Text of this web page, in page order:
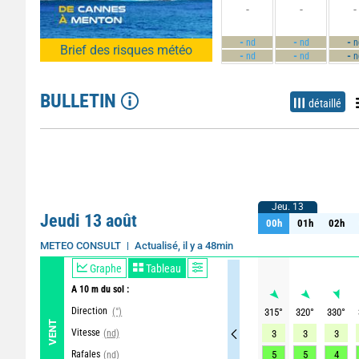
Brief des risques météo
-
- nd
- nd
-
- nd
- nd
-
-
-
BULLETIN détaillé
Jeudi 13 août
METEO CONSULT Actualisé, il y a 48min
VENT
Graphe Tableau
A 10 m du sol :
Direction (°)
Vitesse (nd)
Rafales (nd)
Jeu. 13
00h 01h 02h
Jeu. 13
00h 01h 02h
315° 320° 330°
3
3 3
5
5 4